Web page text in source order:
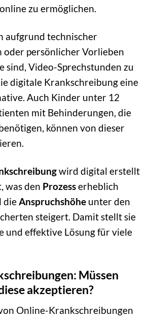
zu ermöglichen.
aufgrund technischer
oder persönlicher Vorlieben
sind, Video-Sprechstunden zu
digitale Krankschreibung eine
Auch Kinder unter 12
mit Behinderungen, die
können von dieser
wird digital erstellt
was den Prozesserheblich
dieAnspruchshöhe unter den
steigert. Damit stellt sie
und effektive Lösung für viele
Müssen
akzeptieren?
Online-Krankschreibungen